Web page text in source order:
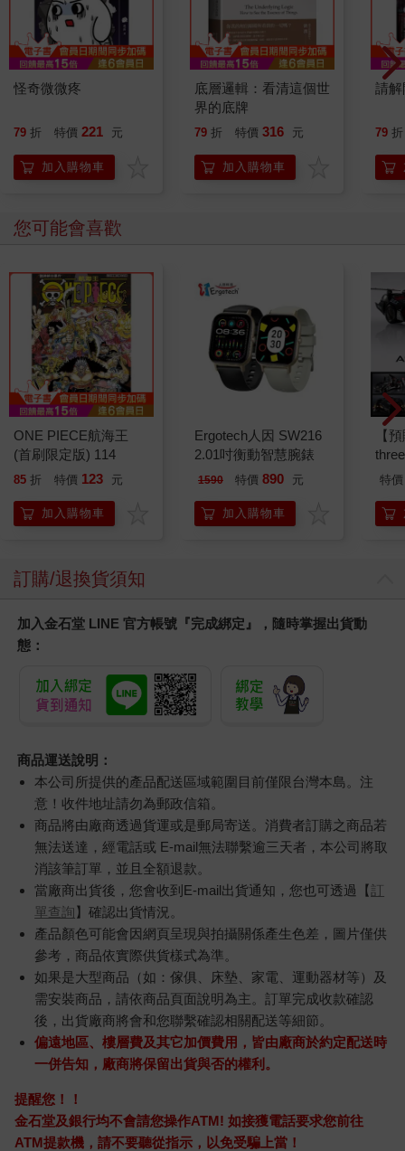
怪奇微微疼
79 折 特價 221 元
加入購物車
底層邏輯：看清這個世
界的底牌
79 折 特價 316 元
加入購物車
請解
79 折
您可能會喜歡
ONE PIECE航海王
(首刷限定版) 114
85 折 特價 123 元
加入購物車
Ergotech人因 SW216
2.01吋衡動智慧腕錶
1590 特價 890 元
加入購物車
【
VA
特價
訂購/退換貨須知
加入金石堂 LINE 官方帳號『完成綁定』，隨時掌握出貨動
態：
商品運送說明：
本公司所提供的產品配送區域範圍目前僅限台灣本島。注
意！收件地址請勿為郵政信箱。
商品將由廠商透過貨運或是郵局寄送。消費者訂購之商品若
無法送達，經電話或 E-mail無法聯繫逾三天者，本公司將取
消該筆訂單，並且全額退款。
當廠商出貨後，您會收到E-mail出貨通知，您也可透過【訂
單查詢】確認出貨情況。
產品顏色可能會因網頁呈現與拍攝關係產生色差，圖片僅供
參考，商品依實際供貨樣式為準。
如果是大型商品（如：傢俱、床墊、家電、運動器材等）及
需安裝商品，請依商品頁面說明為主。訂單完成收款確認
後，出貨廠商將會和您聯繫確認相關配送等細節。
偏遠地區、樓層費及其它加價費用，皆由廠商於約定配送時
一併告知，廠商將保留出貨與否的權利。
提醒您！！
金石堂及銀行均不會請您操作ATM! 如接獲電話要求您前往
ATM提款機，請不要聽從指示，以免受騙上當！